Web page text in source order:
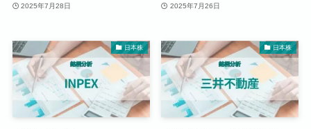
2025年7月28日 2025年7月26日
日本株 日本株